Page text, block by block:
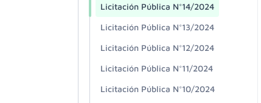
Licitación Pública N°14/2024
Licitación Pública N°13/2024
Licitación Pública N°12/2024
Licitación Pública N°11/2024
Licitación Pública N°10/2024